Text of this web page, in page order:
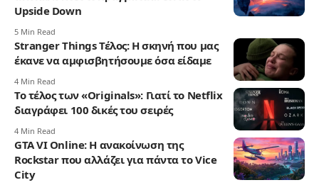
Upside Down
5 Min Read
Stranger Things Τέλος: Η σκηνή που μας
έκανε να αμφισβητήσουμε όσα είδαμε
4 Min Read
Το τέλος των «Originals»: Γιατί το Netflix
διαγράφει 100 δικές του σειρές
4 Min Read
GTA VI Online: Η ανακοίνωση της
Rockstar που αλλάζει για πάντα το Vice
City